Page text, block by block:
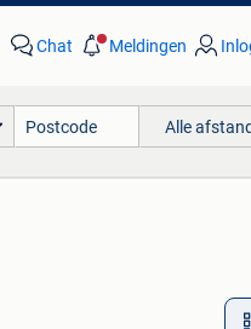
Chat Meldingen
Alle